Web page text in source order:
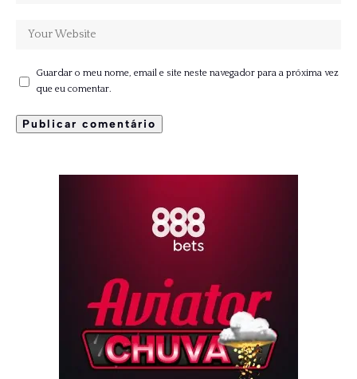
Guardar o meu nome, email e site neste navegador para a próxima vez
que eu comentar.